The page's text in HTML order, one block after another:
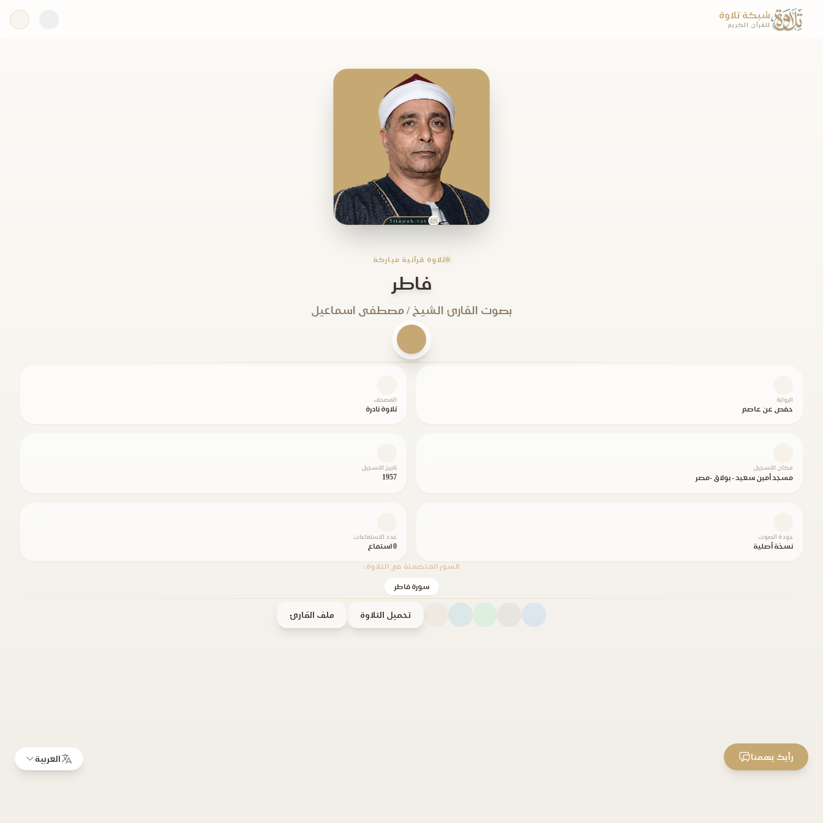
شبكة تلاوة
للقرآن الكريم
تلاوة قرآنية مباركة
فاطر
بصوت القارئ الشيخ / مصطفى اسماعيل
الرواية
حفص عن عاصم
المصحف
تلاوة نادرة
مكان التسجيل
مسجد أمين سعيد - بولاق -مصر
تاريخ التسجيل
1957
جودة الصوت
نسخة أصلية
عدد الاستماعات
0 استماع
السور المتضمنة في التلاوة:
سورة فاطر
تحميل التلاوة ملف القارئ
العربية رأيك يهمنا